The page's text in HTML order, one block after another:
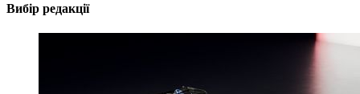
Вибір редакції